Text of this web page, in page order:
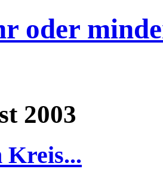
oder
2003
Kreis...